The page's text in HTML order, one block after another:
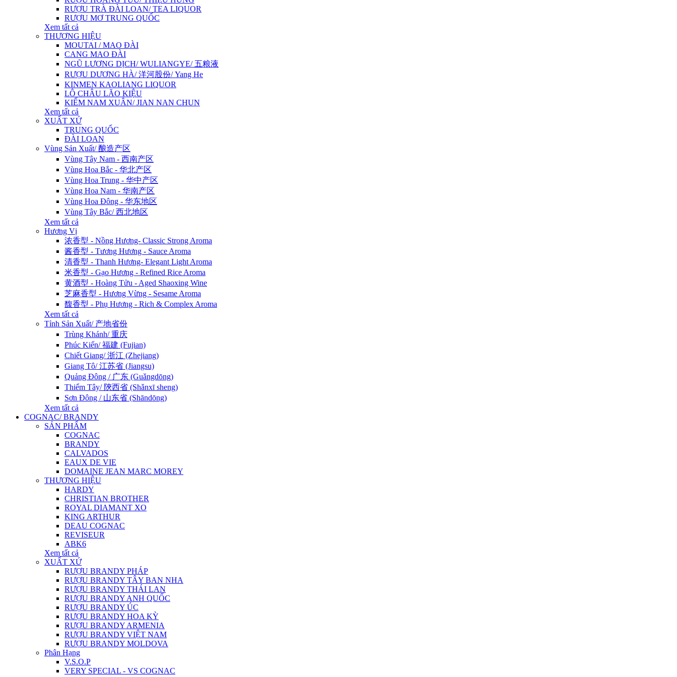
RƯỢU TRÀ ĐÀI LOAN/ TEA LIQUOR
RƯỢU MƠ TRUNG QUỐC
Xem tất cả
THƯƠNG HIỆU
MOUTAI / MAO ĐÀI
CANG MAO ĐÀI
NGŨ LƯƠNG DỊCH/ WULIANGYE/ 五粮液
RƯỢU DƯƠNG HÀ/ 洋河股份/ Yang He
KINMEN KAOLIANG LIQUOR
LÔ CHÂU LÃO KIỆU
KIẾM NAM XUÂN/ JIAN NAN CHUN
Xem tất cả
XUẤT XỨ
TRUNG QUỐC
ĐÀI LOAN
Vùng Sản Xuất/ 酿造产区
Vùng Tây Nam - 西南产区
Vùng Hoa Bắc - 华北产区
Vùng Hoa Trung - 华中产区
Vùng Hoa Nam - 华南产区
Vùng Hoa Đông - 华东地区
Vùng Tây Bắc/ 西北地区
Xem tất cả
Hương Vị
浓香型 - Nồng Hương- Classic Strong Aroma
酱香型 - Tương Hương - Sauce Aroma
清香型 - Thanh Hương- Elegant Light Aroma
米香型 - Gạo Hương - Refined Rice Aroma
黄酒型 - Hoàng Tửu - Aged Shaoxing Wine
芝麻香型 - Hương Vừng - Sesame Aroma
馥香型 - Phụ Hương - Rich & Complex Aroma
Xem tất cả
Tỉnh Sản Xuất/ 产地省份
Trùng Khánh/ 重庆
Phúc Kiến/ 福建 (Fujian)
Chiết Giang/ 浙江 (Zhejiang)
Giang Tô/ 江苏省 (Jiangsu)
Quảng Đông / 广东 (Guǎngdōng)
Thiểm Tây/ 陝西省 (Shǎnxī sheng)
Sơn Đông / 山东省 (Shāndōng)
Xem tất cả
COGNAC/ BRANDY
SẢN PHẨM
COGNAC
BRANDY
CALVADOS
EAUX DE VIE
DOMAINE JEAN MARC MOREY
THƯƠNG HIỆU
HARDY
CHRISTIAN BROTHER
ROYAL DIAMANT XO
KING ARTHUR
DEAU COGNAC
REVISEUR
ABK6
Xem tất cả
XUẤT XỨ
RƯỢU BRANDY PHÁP
RƯỢU BRANDY TÂY BAN NHA
RƯỢU BRANDY THÁI LAN
RƯỢU BRANDY ANH QUỐC
RƯỢU BRANDY ÚC
RƯỢU BRANDY HOA KỲ
RƯỢU BRANDY ARMENIA
RƯỢU BRANDY VIỆT NAM
RƯỢU BRANDY MOLDOVA
Phân Hạng
V.S.O.P
VERY SPECIAL - VS COGNAC